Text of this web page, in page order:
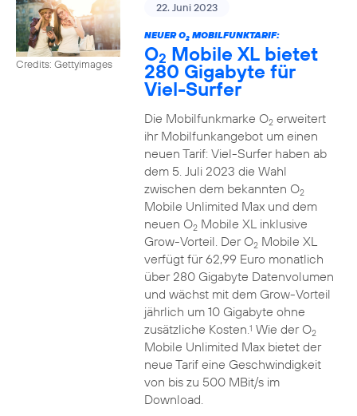
Credits: Gettyimages
22. Juni 2023
NEUER O2MOBILFUNKTARIF:
O2 Mobile XL bietet
280 Gigabyte für
Viel-Surfer
Die Mobilfunkmarke O2erweitert
ihr Mobilfunkangebot um einen
neuen Tarif: Viel-Surfer haben ab
dem 5. Juli 2023 die Wahl
zwischen dem bekannten O2
Mobile Unlimited Max und dem
neuen O2Mobile XL inklusive
Grow-Vorteil. Der O2Mobile XL
verfügt für 62,99 Euro monatlich
über 280 Gigabyte Datenvolumen
und wächst mit dem Grow-Vorteil
jährlich um 10 Gigabyte ohne
zusätzliche Kosten.1 Wie der O2
Mobile Unlimited Max bietet der
neue Tarif eine Geschwindigkeit
von bis zu 500 MBit/s im
Download.